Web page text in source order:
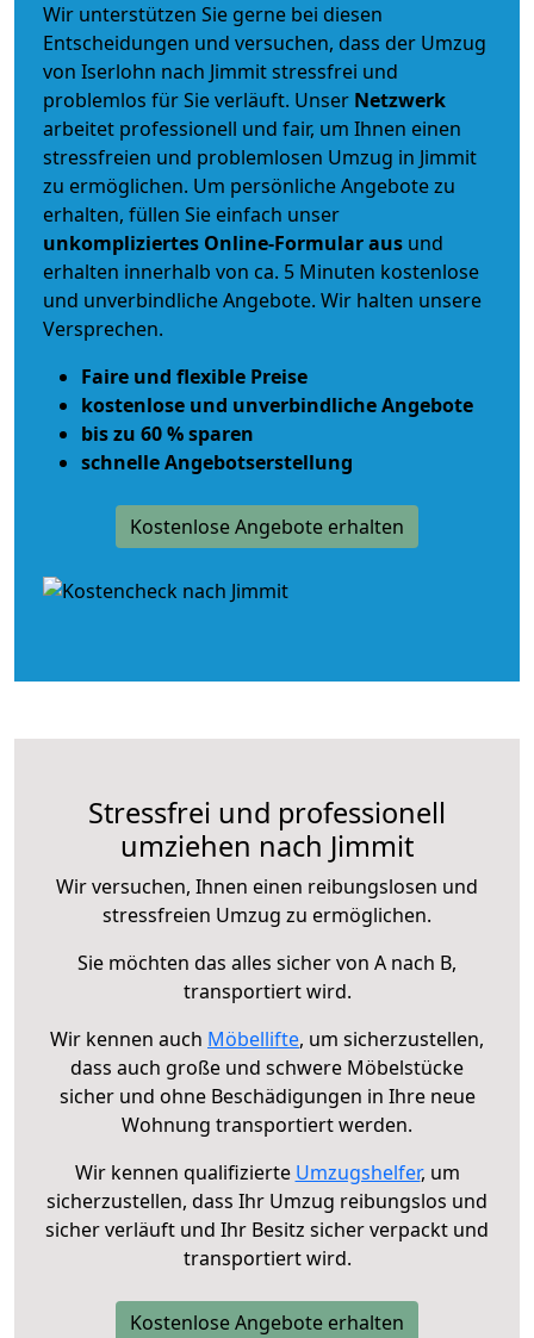
Wir unterstützen Sie gerne bei diesen
Entscheidungen und versuchen, dass der Umzug
von Iserlohn nach Jimmit stressfrei und
problemlos für Sie verläuft. Unser Netzwerk
arbeitet professionell und fair, um Ihnen einen
stressfreien und problemlosen Umzug in Jimmit
zu ermöglichen. Um persönliche Angebote zu
erhalten, füllen Sie einfach unser
unkompliziertes Online-Formular aus und
erhalten innerhalb von ca. 5 Minuten kostenlose
und unverbindliche Angebote. Wir halten unsere
Versprechen.
Faire und flexible Preise
kostenlose und unverbindliche Angebote
bis zu 60 % sparen
schnelle Angebotserstellung
Kostenlose Angebote erhalten
Stressfrei und professionell
umziehen nach Jimmit
Wir versuchen, Ihnen einen reibungslosen und
stressfreien Umzug zu ermöglichen.
Sie möchten das alles sicher von A nach B,
transportiert wird.
Wir kennen auch Möbellifte, um sicherzustellen,
dass auch große und schwere Möbelstücke
sicher und ohne Beschädigungen in Ihre neue
Wohnung transportiert werden.
Wir kennen qualifizierte Umzugshelfer, um
sicherzustellen, dass Ihr Umzug reibungslos und
sicher verläuft und Ihr Besitz sicher verpackt und
transportiert wird.
Kostenlose Angebote erhalten